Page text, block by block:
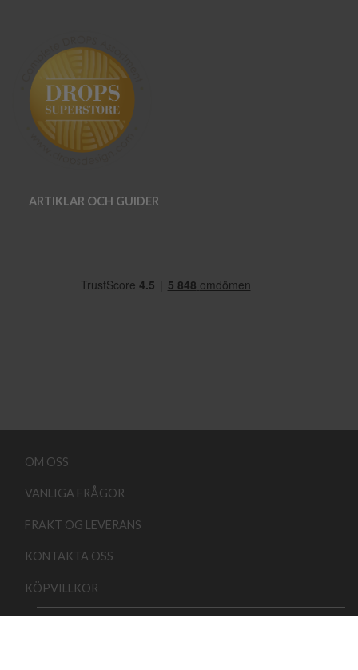
ARTIKLAR OCH GUIDER
OM OSS
VANLIGA FRÅGOR
FRAKT OG LEVERANS
KONTAKTA OSS
KÖPVILLKOR